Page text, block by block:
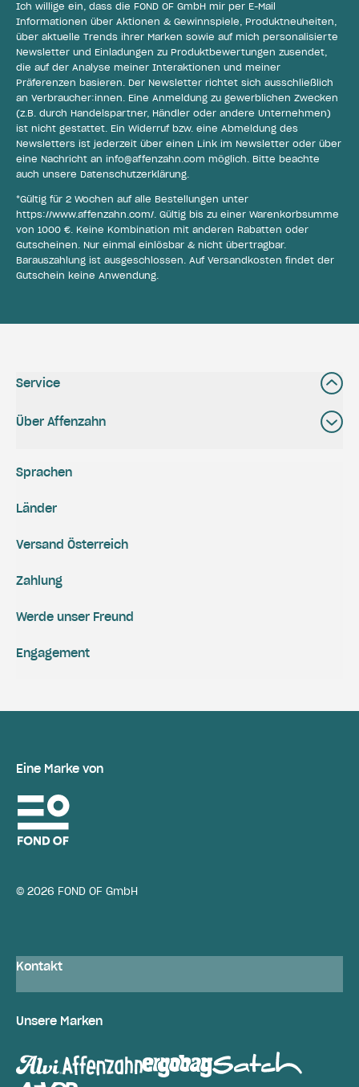
Ich willige ein, dass die FOND OF GmbH mir per E-Mail
Informationen über Aktionen & Gewinnspiele, Produktneuheiten,
über aktuelle Trends ihrer Marken sowie auf mich personalisierte
Newsletter und Einladungen zu Produktbewertungen zusendet,
die auf der Analyse meiner Interaktionen und meiner
Präferenzen basieren. Der Newsletter richtet sich ausschließlich
an Verbraucher:innen. Eine Anmeldung zu gewerblichen Zwecken
(z.B. durch Handelspartner, Händler oder andere Unternehmen)
ist nicht gestattet. Ein Widerruf bzw. eine Abmeldung des
Newsletters ist jederzeit über einen Link im Newsletter oder über
eine Nachricht an info@affenzahn.com möglich. Bitte beachte
auch unsere Datenschutzerklärung
*Gültig für 2 Wochen auf alle Bestellungen unter
https://www.affenzahn.com/ . Gültig bis zu einer Warenkorbsumme
von 1000 €. Keine Kombination mit anderen Rabatten oder
Gutscheinen. Nur einmal einlösbar & nicht übertragbar.
Barauszahlung ist ausgeschlossen. Auf Versandkosten findet der
Gutschein keine Anwendung.
Service
Über Affenzahn
Versand Österreich
Zahlung
Engagement
Werde unser Freund
Sprachen
Länder
Eine Marke von
© 2026 FOND OF GmbH
Kontakt
Unsere Marken